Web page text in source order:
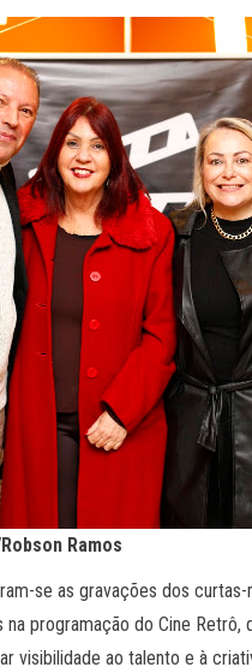
Ramos
se as gravações dos
programação do Cine
visibilidade ao talento e à